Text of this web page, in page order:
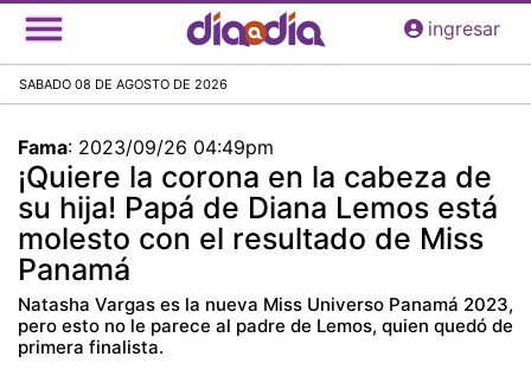
Pasar
al
principal
ingresar
SABADO 08 DE AGOSTO DE 2026
Fama: 2023/09/26 04:49pm
¡Quiere la corona en la cabeza de
su hija! Papá de Diana Lemos está
molesto con el resultado de Miss
Panamá
Natasha Vargas es la nueva Miss Universo Panamá 2023,
pero esto no le parece al padre de Lemos, quien quedó de
primera finalista.